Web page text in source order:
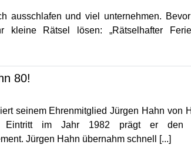
ausschlafen und viel unternehmen.
kleine Rätsel lösen: „Rätselhafter
80!
seinem Ehrenmitglied Jürgen Hahn von
Eintritt im Jahr 1982 prägt er den
Jürgen Hahn übernahm schnell [...]